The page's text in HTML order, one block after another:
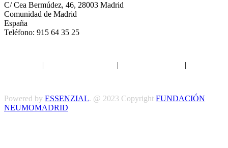
C/ Cea Bermúdez, 46, 28003 Madrid
Comunidad de Madrid
España
Teléfono: 915 64 35 25
| | |
Powered by ESSENZIAL. @ 2023 Copyright FUNDACIÓN
NEUMOMADRID